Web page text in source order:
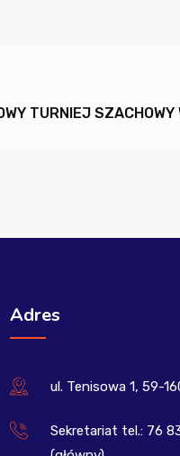
TURNIEJ SZACHOWY
Adres
ul. Tenisowa 1, 59-
Sekretariat tel.: 76